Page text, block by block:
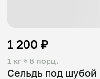
Сельдь под шубой
1 кг ≈ 8 порц.
1 200 ₽